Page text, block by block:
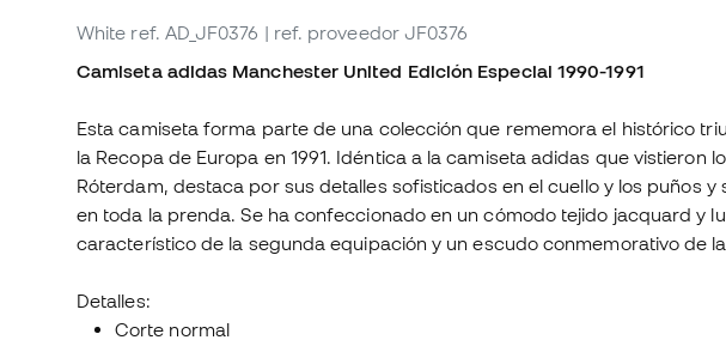
White ref. AD_JF0376 | ref. proveedor JF0376
Camiseta adidas Manchester United Edición Especial 1990-1991
Esta camiseta forma parte de una colección que rememora el histórico
la Recopa de Europa en 1991. Idéntica a la camiseta adidas que vistieron
Róterdam, destaca por sus detalles sofisticados en el cuello y los puños
en toda la prenda. Se ha confeccionado en un cómodo tejido jacquard y
característico de la segunda equipación y un escudo conmemorativo de
Detalles:
Corte normal